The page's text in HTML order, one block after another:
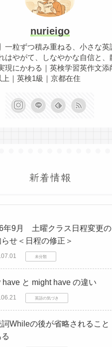
nurieigo
一粒ずつ積み重ねる、小さな英
やがて、しなやかな自信と、
現にかわる｜英検学習英作文添
上｜英検1級｜京都在住
新着情報
年9月 土曜クラス日程変更の
せ＜日程の修正＞
未分類
have と might have の違い
英語の気づき
Whileの後が省略されること